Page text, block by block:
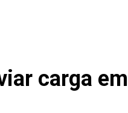
carga